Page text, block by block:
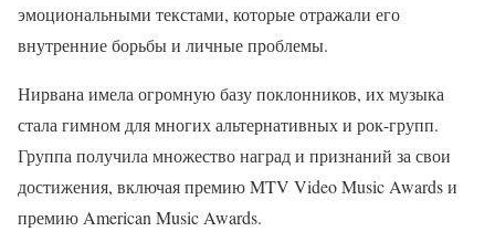
эмоциональными текстами, которые отражали его
внутренние борьбы и личные проблемы.
Нирвана имела огромную базу поклонников, их музыка
стала гимном для многих альтернативных и рок-групп.
Группа получила множество наград и признаний за свои
достижения, включая премию MTV Video Music Awards и
премию American Music Awards.